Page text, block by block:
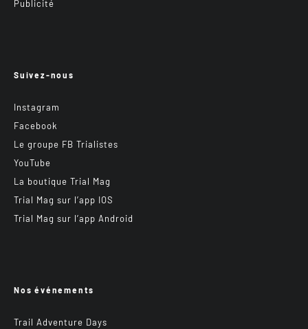
Publicité
Suivez-nous
Instagram
Facebook
Le groupe FB Trialistes
YouTube
La boutique Trial Mag
Trial Mag sur l’app IOS
Trial Mag sur l’app Android
Nos événements
Trail Adventure Days